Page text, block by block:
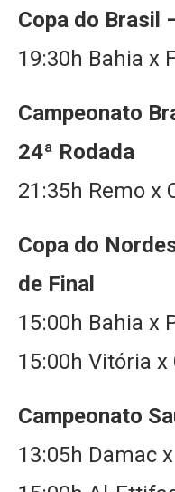
Copa do Brasil
19:30h Bahia x
Campeonato
24ª Rodada
21:35h Remo x
Copa do
de Final
15:00h Bahia x
15:00h Vitória x
Campeonato
13:05h Damac